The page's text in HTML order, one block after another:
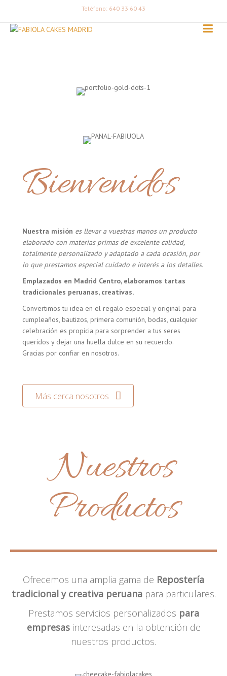
Teléfono: 640 33 60 43
Bienvenidos
Nuestra misión es llevar a vuestras manos un producto
elaborado con materias primas de excelente calidad,
totalmente personalizado y adaptado a cada ocasión, por
lo que prestamos especial cuidado e interés a los detalles.
Emplazados en Madrid Centro, elaboramos tartas
tradicionales peruanas, creativas.
Convertimos tu idea en el regalo especial y original para
cumpleaños, bautizos, primera comunión, bodas, cualquier
celebración es propicia para sorprender a tus seres
queridos y dejar una huella dulce en su recuerdo.
Gracias por confiar en nosotros.
Más cerca nosotros
Nuestros
Productos
Ofrecemos una amplia gama de Repostería
tradicional y creativa peruanapara particulares.
Prestamos servicios personalizados para
empresasinteresadas en la obtención de
nuestros productos.